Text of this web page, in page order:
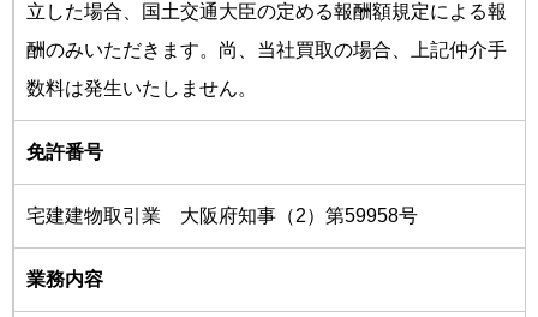
立した場合、国土交通大臣の定める報酬額規定による報
酬のみいただきます。尚、当社買取の場合、上記仲介手
数料は発生いたしません。
免許番号
宅建建物取引業 大阪府知事（2）第59958号
業務内容